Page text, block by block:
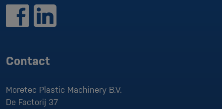
Contact
Moretec Plastic Machinery B.V.
De Factorij 37